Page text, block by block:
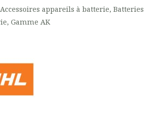
Accessoires appareils à batterie,Batteries
,Gamme AK